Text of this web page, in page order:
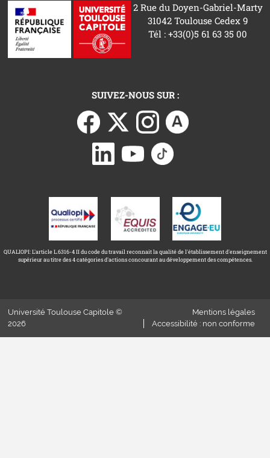
2 Rue du Doyen-Gabriel-Marty
31042 Toulouse Cedex 9
Tél : +33(0)5 61 63 35 00
SUIVEZ-NOUS SUR :
QUALIOPI: L'article L.6316-4 II du code du travail reconnait la qualité de l'établissement d'enseignement
supérieur au titre des 4 catégories d'actions concourant au développement des compétences.
Université Toulouse Capitole ©
2026
Mentions légales
Accessibilité : non conforme